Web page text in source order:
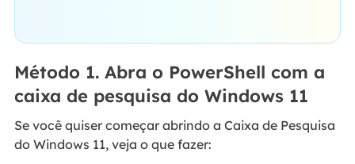
Método 1. Abra o PowerShell com a
caixa de pesquisa do Windows 11
Se você quiser começar abrindo a Caixa de Pesquisa
do Windows 11, veja o que fazer: